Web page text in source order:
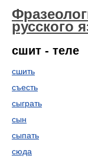
русского
сшит - теле
сшить
съесть
сыграть
сын
сыпать
сюда